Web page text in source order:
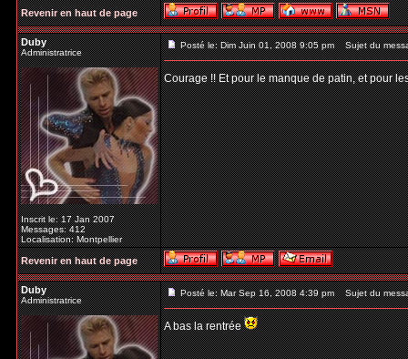
Revenir en haut de page
Duby
Administratrice
Inscrit le: 17 Jan 2007
Messages: 412
Localisation: Montpellier
Posté le: Dim Juin 01, 2008 9:05 pm Sujet du
Courage !! Et pour le manque de patin, et pour
Revenir en haut de page
Duby
Administratrice
Posté le: Mar Sep 16, 2008 4:39 pm Sujet du
A bas la rentrée